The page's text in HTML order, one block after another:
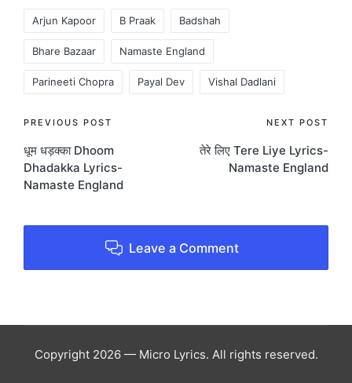
Arjun Kapoor B Praak Badshah
Bhare Bazaar Namaste England
Parineeti Chopra Payal Dev Vishal Dadlani
Post
navigation
PREVIOUS POST
धूम धड़क्का Dhoom
Dhadakka Lyrics-
Namaste England
NEXT POST
तेरे लिए Tere Liye Lyrics-
Namaste England
Leave a Comment
Copyright 2026 — Micro Lyrics. All rights reserved.